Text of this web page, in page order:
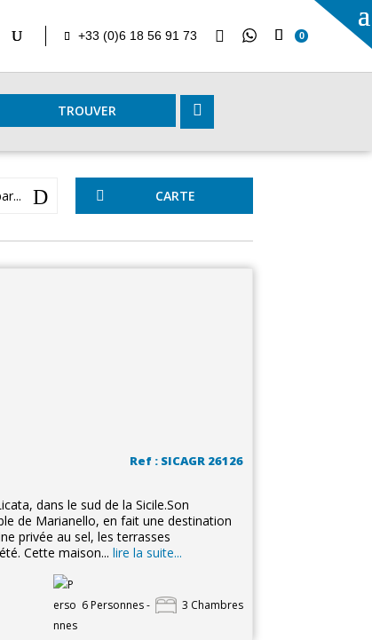
+33 (0)6 18 56 91 73  0
TROUVER 
D  CARTE
Ref : SICAGR 26126
dans le sud de la Sicile.Son
de Marianello, en fait une destination
privée au sel, les terrasses
Cette maison... lire la suite...
6 Personnes - 3 Chambres